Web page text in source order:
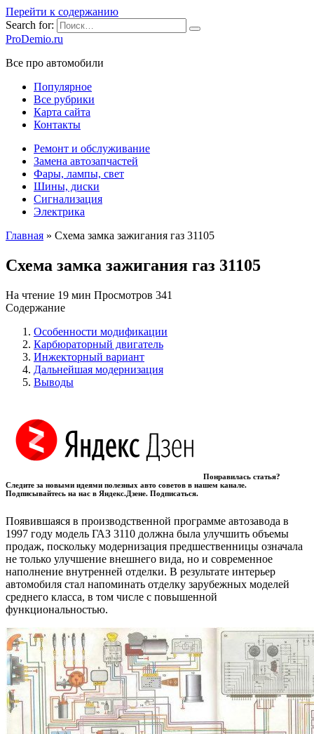
Перейти к содержанию
Search for:
ProDemio.ru
Все про автомобили
Популярное
Все рубрики
Карта сайта
Контакты
Ремонт и обслуживание
Замена автозапчастей
Фары, лампы, свет
Шины, диски
Сигнализация
Электрика
Главная » Схема замка зажигания газ 31105
Схема замка зажигания газ 31105
На чтение 19 мин Просмотров 341
Содержание
Особенности модификации
Карбюраторный двигатель
Инжекторный вариант
Дальнейшая модернизация
Выводы
Понравилась статья?
Следите за новыми идеями полезных авто советов в нашем канале.
Подписывайтесь на нас в Яндекс.Дзене. Подписаться.
Появившаяся в производственной программе автозавода в
1997 году модель ГАЗ 3110 должна была улучшить объемы
продаж, поскольку модернизация предшественницы означала
не только улучшение внешнего вида, но и современное
наполнение внутренней отделки. В результате интерьер
автомобиля стал напоминать отделку зарубежных моделей
среднего класса, в том числе с повышенной
функциональностью.